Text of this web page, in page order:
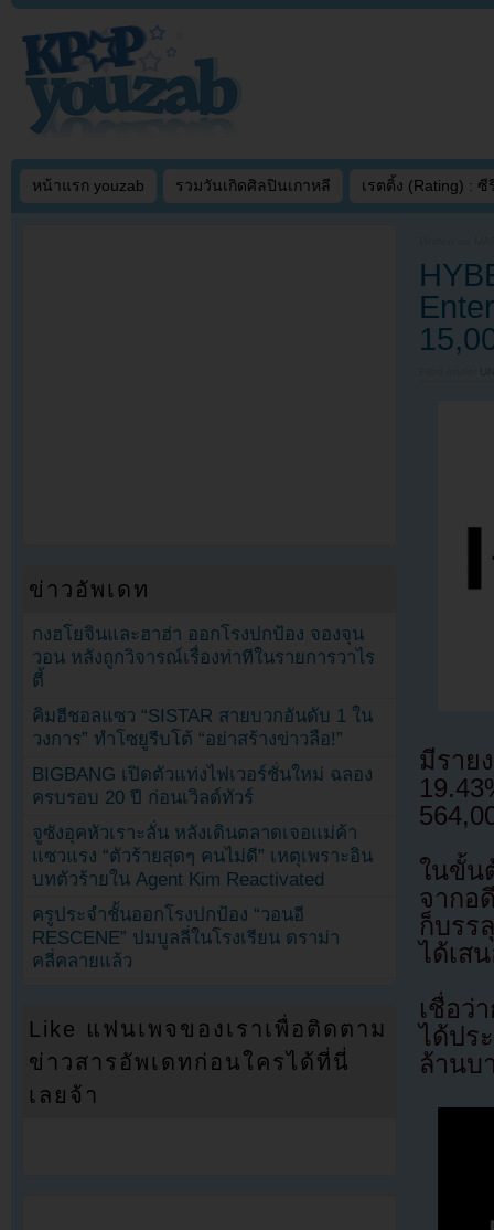
หน้าแรก youzab รวมวันเกิดศิลปินเกาหลี เรตติ้ง (Rating) : ซี
มีราย
ในขั้น
จากอ
ก็บรร
ได้เส
เชื่อว่
ได้ปร
ล้านบ
ข่าวอัพเดท
กงฮโยจินและฮาฮ่า ออกโรงปกป้อง จองจุน
วอน หลังถูกวิจารณ์เรื่องท่าทีในรายการวาไร
ตี้
คิมฮีชอลแซว “SISTAR สายบวกอันดับ 1 ใน
วงการ” ทำโซยูรีบโต้ “อย่าสร้างข่าวลือ!”
BIGBANG เปิดตัวแท่งไฟเวอร์ชั่นใหม่ ฉลอง
ครบรอบ 20 ปี ก่อนเวิลด์ทัวร์
จูซังอุคหัวเราะลั่น หลังเดินตลาดเจอแม่ค้า
แซวแรง “ตัวร้ายสุดๆ คนไม่ดี” เหตุเพราะอิน
บทตัวร้ายใน Agent Kim Reactivated
ครูประจำชั้นออกโรงปกป้อง “วอนอี
RESCENE” ปมบูลลี่ในโรงเรียน ดราม่า
คลี่คลายแล้ว
Like แฟนเพจของเราเพื่อติดตาม
ข่าวสารอัพเดทก่อนใครได้ที่นี่
เลยจ้า